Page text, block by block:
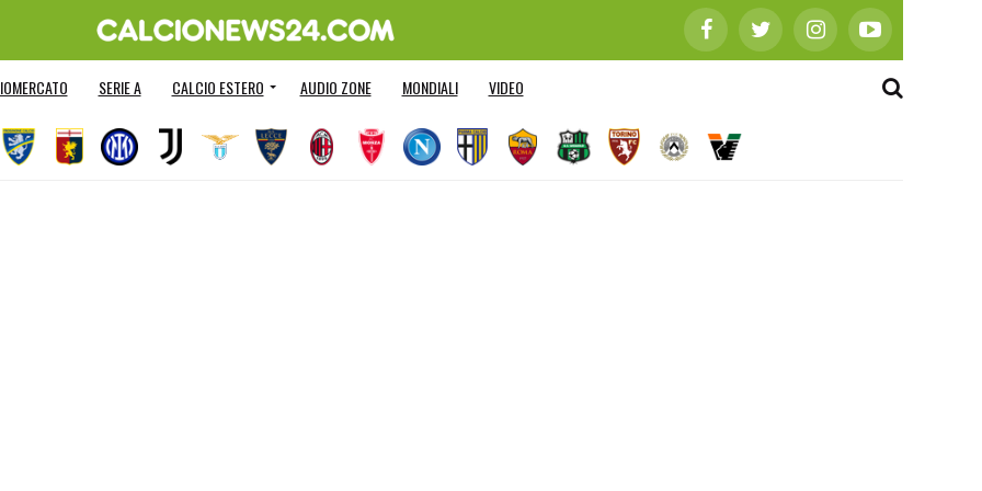
SERIE A CALCIO ESTERO AUDIO ZONE MONDIALI VIDEO